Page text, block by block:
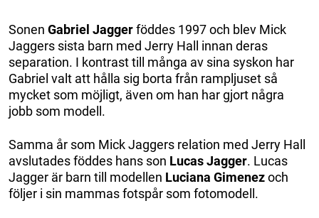
Sonen Gabriel Jaggerföddes 1997 och blev Mick
Jaggers sista barn med Jerry Hall innan deras
separation. I kontrast till många av sina syskon har
Gabriel valt att hålla sig borta från rampljuset så
mycket som möjligt, även om han har gjort några
jobb som modell.
Samma år som Mick Jaggers relation med Jerry Hall
avslutades föddes hans son Lucas Jagger. Lucas
Jagger är barn till modellen Luciana Gimenezoch
följer i sin mammas fotspår som fotomodell.